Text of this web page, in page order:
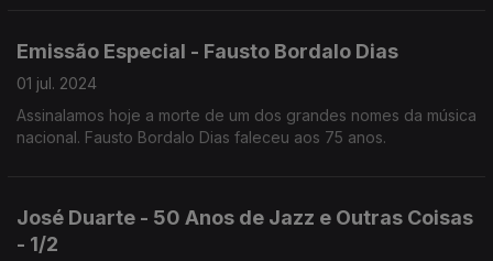
Emissão Especial - Fausto Bordalo Dias
01 jul. 2024
Assinalamos hoje a morte de um dos grandes nomes da música
nacional. Fausto Bordalo Dias faleceu aos 75 anos.
José Duarte - 50 Anos de Jazz e Outras Coisas
- 1/2